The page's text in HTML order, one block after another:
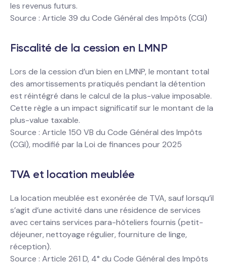
les revenus futurs.
Source : Article 39 du Code Général des Impôts (CGI)
Fiscalité de la cession en LMNP
Lors de la cession d’un bien en LMNP, le montant total
des amortissements pratiqués pendant la détention
est réintégré dans le calcul de la plus-value imposable.
Cette règle a un impact significatif sur le montant de la
plus-value taxable.
Source : Article 150 VB du Code Général des Impôts
(CGI), modifié par la Loi de finances pour 2025
TVA et location meublée
La location meublée est exonérée de TVA, sauf lorsqu’il
s’agit d’une activité dans une résidence de services
avec certains services para-hôteliers fournis (petit-
déjeuner, nettoyage régulier, fourniture de linge,
réception).
Source : Article 261 D, 4° du Code Général des Impôts